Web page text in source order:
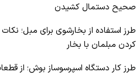
صحیح دستمال کشیدن
طرز استفاده از بخارشوی برای مبل؛
کردن مبلمان با بخار
طرز کار دستگاه اسپرسوساز بوش؛ از